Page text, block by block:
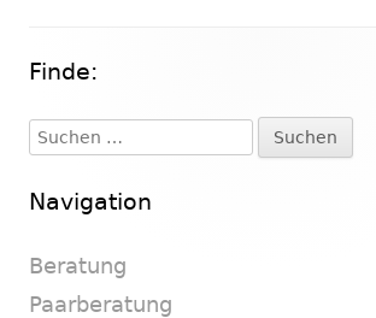
Haupt-
Seitenleiste
Finde:
Suchen
nach:
Navigation
Beratung
Paarberatung